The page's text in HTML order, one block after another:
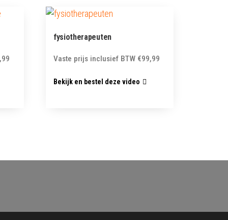
fysiotherapeuten
Vaste prijs inclusief BTW €99,99
Bekijk en bestel deze video